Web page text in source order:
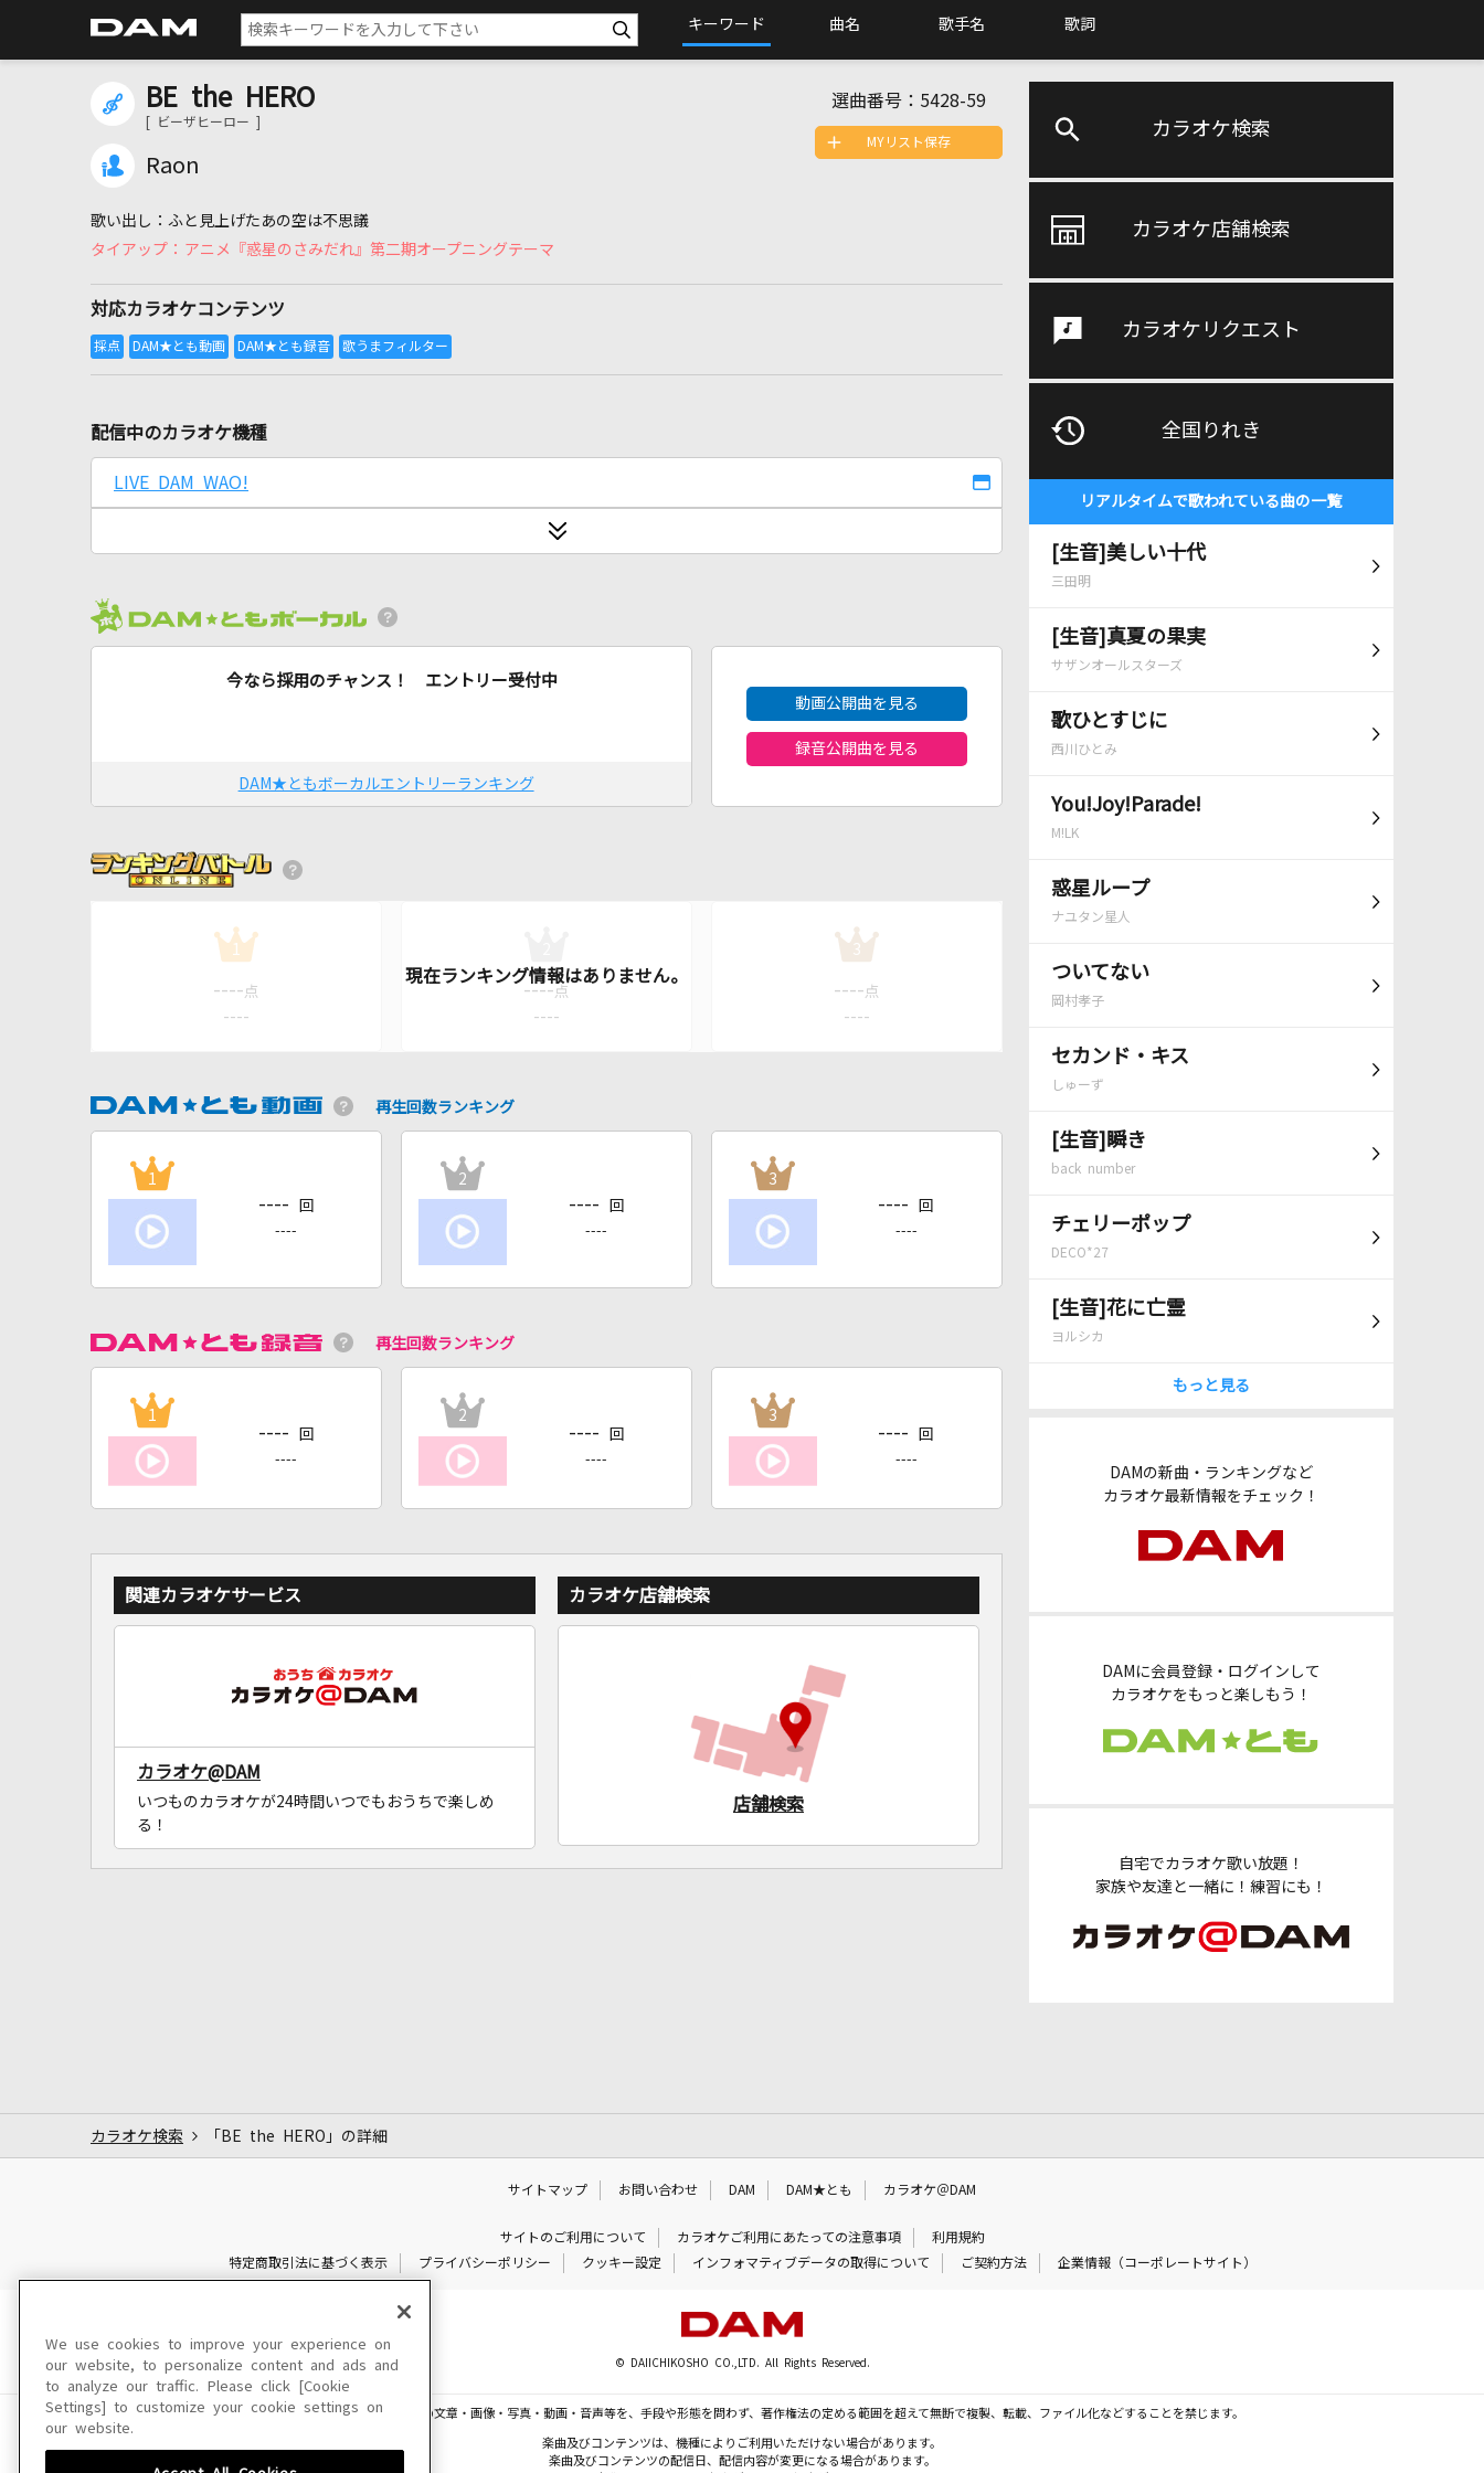
キーワード 曲名 歌手名 歌詞
カラオケ検索
カラオケ店舗検索
カラオケリクエスト
全国りれき
リアルタイムで歌われている曲の一覧
[生音]美しい十代
三田明
[生音]真夏の果実
サザンオールスターズ
歌ひとすじに
西川ひとみ
You!Joy!Parade!
M!LK
惑星ループ
ナユタン星人
ついてない
岡村孝子
セカンド・キス
しゅーず
[生音]瞬き
back number
チェリーポップ
DECO*27
[生音]花に亡霊
ヨルシカ
もっと見る
DAMの新曲・ランキングなど
カラオケ最新情報をチェック！
DAMに会員登録・ログインして
カラオケをもっと楽しもう！
自宅でカラオケ歌い放題！
家族や友達と一緒に！練習にも！
BE the HERO
[ ビーザヒーロー ]
Raon
選曲番号： 5428-59
ふと見上げたあの空は不思議
アニメ『惑星のさみだれ』第二期オープニングテーマ
対応カラオケコンテンツ
MYリスト保存
配信中のカラオケ機種
LIVE DAM WAO!
今なら採用のチャンス！ エントリー受付中
DAM★ともボーカルエントリーランキング
動画公開曲を見る
録音公開曲を見る
1
---- 点
----
---- 点
----
3
---- 点
----
再生回数ランキング
1
---- 回
----
2
---- 回
----
3
---- 回
----
再生回数ランキング
1
---- 回
----
2
---- 回
----
3
---- 回
----
関連カラオケサービス
カラオケ@DAM
いつものカラオケが24時間いつでもおうちで楽しめ
る！
カラオケ店舗検索
店舗検索
カラオケ検索 「BE the HERO」の詳細
サイトマップ お問い合わせ DAM DAM★とも カラオケ＠DAM
サイトのご利用について カラオケご利用にあたっての注意事項
利用規約
特定商取引法に基づく表示
プライバシーポリシー クッキー設定 インフォマティブデータの取得について ご契約方法 企業情報（コーポレートサイト）
© DAIICHIKOSHO CO.,LTD. All Rights Reserved.
このサイトに掲載されている一切の文章・画像・写真・動画・音声等を、手段や形態を問わず、著作権法の定める範囲を超えて無断で複製、転載、ファイル化などすることを禁じます。
楽曲及びコンテンツは、機種によりご利用いただけない場合があります。
楽曲及びコンテンツの配信日、配信内容が変更になる場合があります。
We use cookies to improve your experience on
our website, to personalize content and ads and
to analyze our traffic. Please click [Cookie
Settings] to customize your cookie settings on
our website.